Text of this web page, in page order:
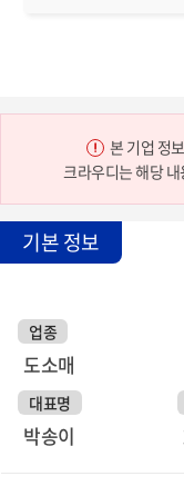
본 기업 정
크라우디는 해당
기본 정보
업종
도소매
대표명
박송이